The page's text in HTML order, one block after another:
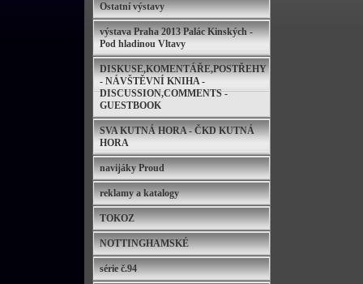
Ostatní výstavy
výstava Praha 2013 Palác Kinských -
Pod hladinou Vltavy
DISKUSE,KOMENTÁŘE,POSTŘEHY
- NÁVŠTĚVNÍ KNIHA -
DISCUSSION,COMMENTS -
GUESTBOOK
SVA KUTNÁ HORA - ČKD KUTNÁ
HORA
navijáky Proud
reklamy a katalogy
TOKOZ
NOTTINGHAMSKÉ
série č.94